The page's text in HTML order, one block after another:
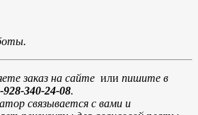
заказ на сайте или пишите в
928-340-24-08.
связывается с вами и